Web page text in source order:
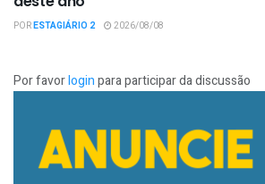
PORESTAGIÁRIO 2 2026/08/08
Por favorloginpara participar da discussão